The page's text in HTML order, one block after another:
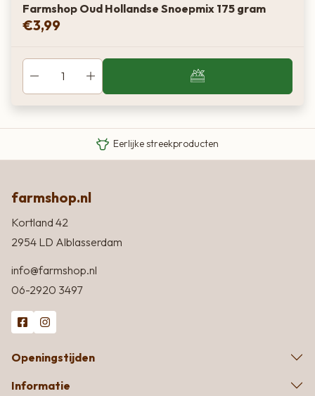
Farmshop Oud Hollandse Snoepmix 175 gram
€3,99
Eigen Limousin runderen
Eerlijke streekproducten
farmshop.nl
Kortland 42
2954 LD Alblasserdam
info@farmshop.nl
06-2920 3497
Openingstijden
Informatie